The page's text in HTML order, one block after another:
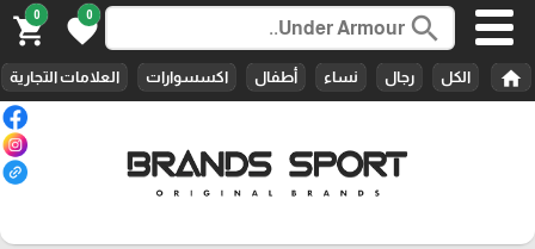
search
0
favorite
0
shopping_cart
home الكل رجال نساء أطفال اكسسوارات العلامات التجارية